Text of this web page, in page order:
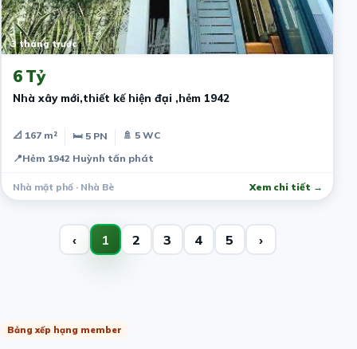
3 tháng trước
6 Tỷ
Nhà xây mới,thiết kế hiện đại ,hẻm 1942
📐 167 m² 🛏 5 PN
🚿 5 WC
📍Hẻm 1942 Huỳnh tấn phát
Nhà mặt phố · Nhà Bè Xem chi tiết →
‹ 1 2 3 4 5 ›
Bảng xếp hạng member